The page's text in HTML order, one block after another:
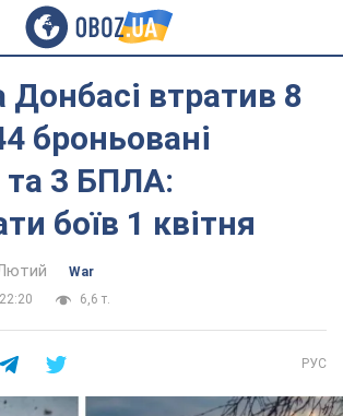
Донбасі втратив 8
броньовані
3 БПЛА:
боїв 1 квітня
War
6,6 т.
РУС